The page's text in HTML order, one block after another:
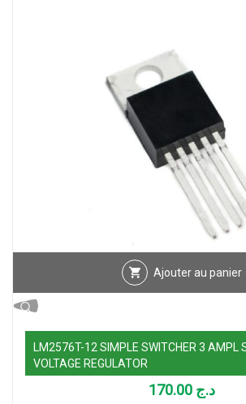
Ajouter au panier
LM2576T-12 SIMPLE SWITCHER 3 AMPL
VOLTAGE REGULATOR
د.ج